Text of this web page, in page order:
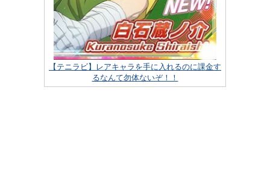
【テニラビ】レアキャラを手に入れるのに課金す
るなんて勿体ないぞ！！